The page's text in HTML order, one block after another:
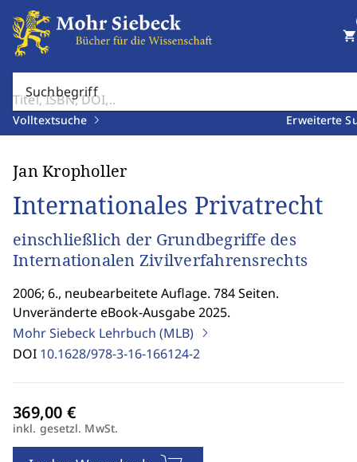
Suchbegriff
Volltextsuche Erweiterte
shopping_cart
Jan Kropholler
Internationales Privatrecht
einschließlich der Grundbegriffe des
Internationalen Zivilverfahrensrechts
2006; 6., neubearbeitete Auflage. 784 Seiten.
Unveränderte eBook-Ausgabe 2025.
Mohr Siebeck Lehrbuch (MLB)
DOI 10.1628/978-3-16-166124-2
inkl. gesetzl. MwSt.